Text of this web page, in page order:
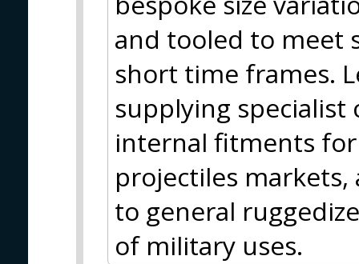
and tooled to meet
short time frames.
supplying specialist
internal fitments for
projectiles
to general
of military uses.